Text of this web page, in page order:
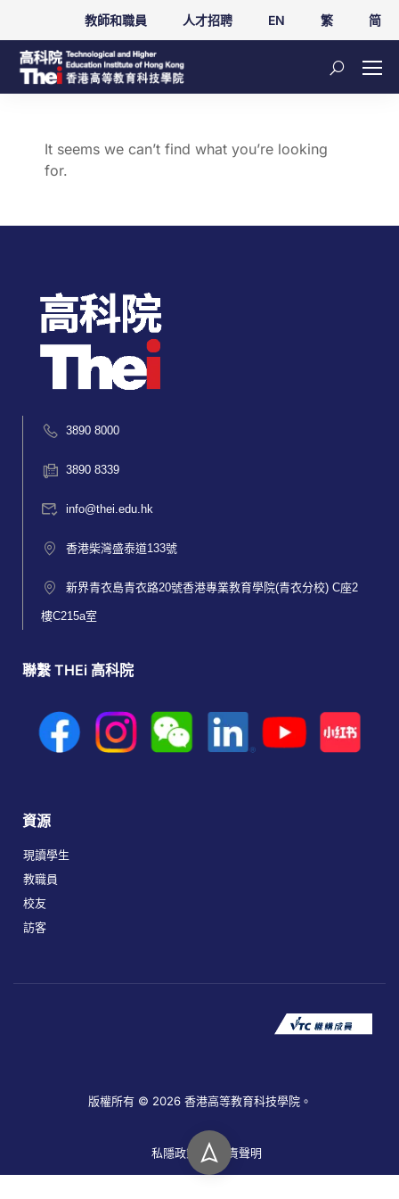
教師和職員 人才招聘 EN 繁 简
It seems we can’t find what you’re looking
for.
3890 8000
3890 8339
info@thei.edu.hk
香港柴灣盛泰道133號
新界青衣島青衣路20號香港專業教育學院(青衣分校) C座2
樓C215a室
聯繫 THEi 高科院
資源
現讀學生
教職員
校友
訪客
版權所有 © 2026 香港高等教育科技學院。
私隱政策 免責聲明